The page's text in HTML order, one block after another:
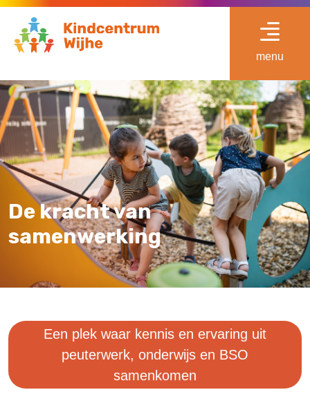
menu
De kracht van
samenwerking
Een plek waar kennis en ervaring uit
peuterwerk, onderwijs en BSO
samenkomen